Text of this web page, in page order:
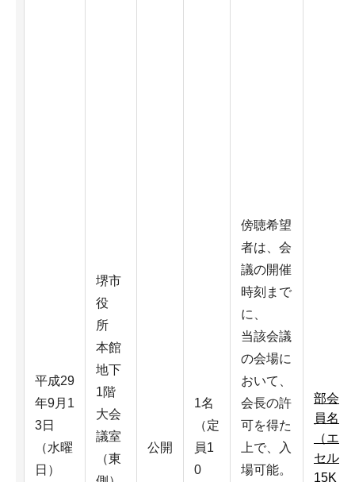
平成29
年9月1
3日
（水曜
日）
堺市
役
所
本館
地下
1階
大会
議室
（東
公開
1名
（定
員1
0
傍聴希望
者は、会
議の開催
時刻まで
に、
当該会議
の会場に
おいて、
会長の許
可を得た
上で、入
場可能。
部会委
員名簿
（エク
セル：
15K